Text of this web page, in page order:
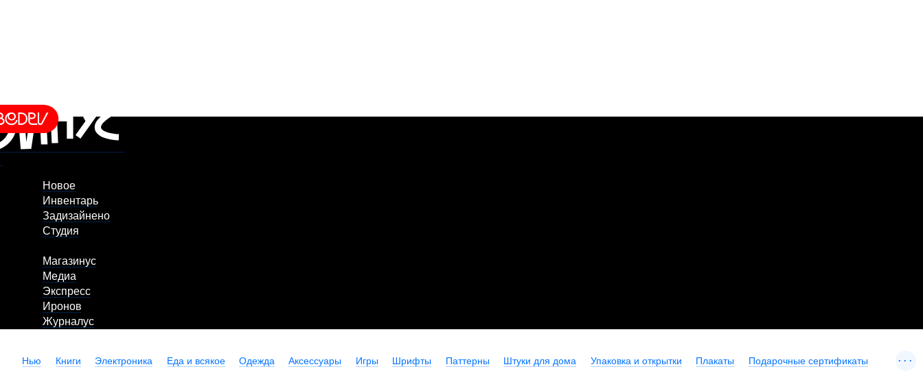
Новое
Инвентарь
Задизайнено
Студия
Магазинус
Медиа
Экспресс
Иронов
Журналус
Нью Книги Электроника Еда и всякое Одежда Аксессуары Игры Шрифты Паттерны Штуки для дома Упаковка и открытки Плакаты Подарочные сертификаты ...